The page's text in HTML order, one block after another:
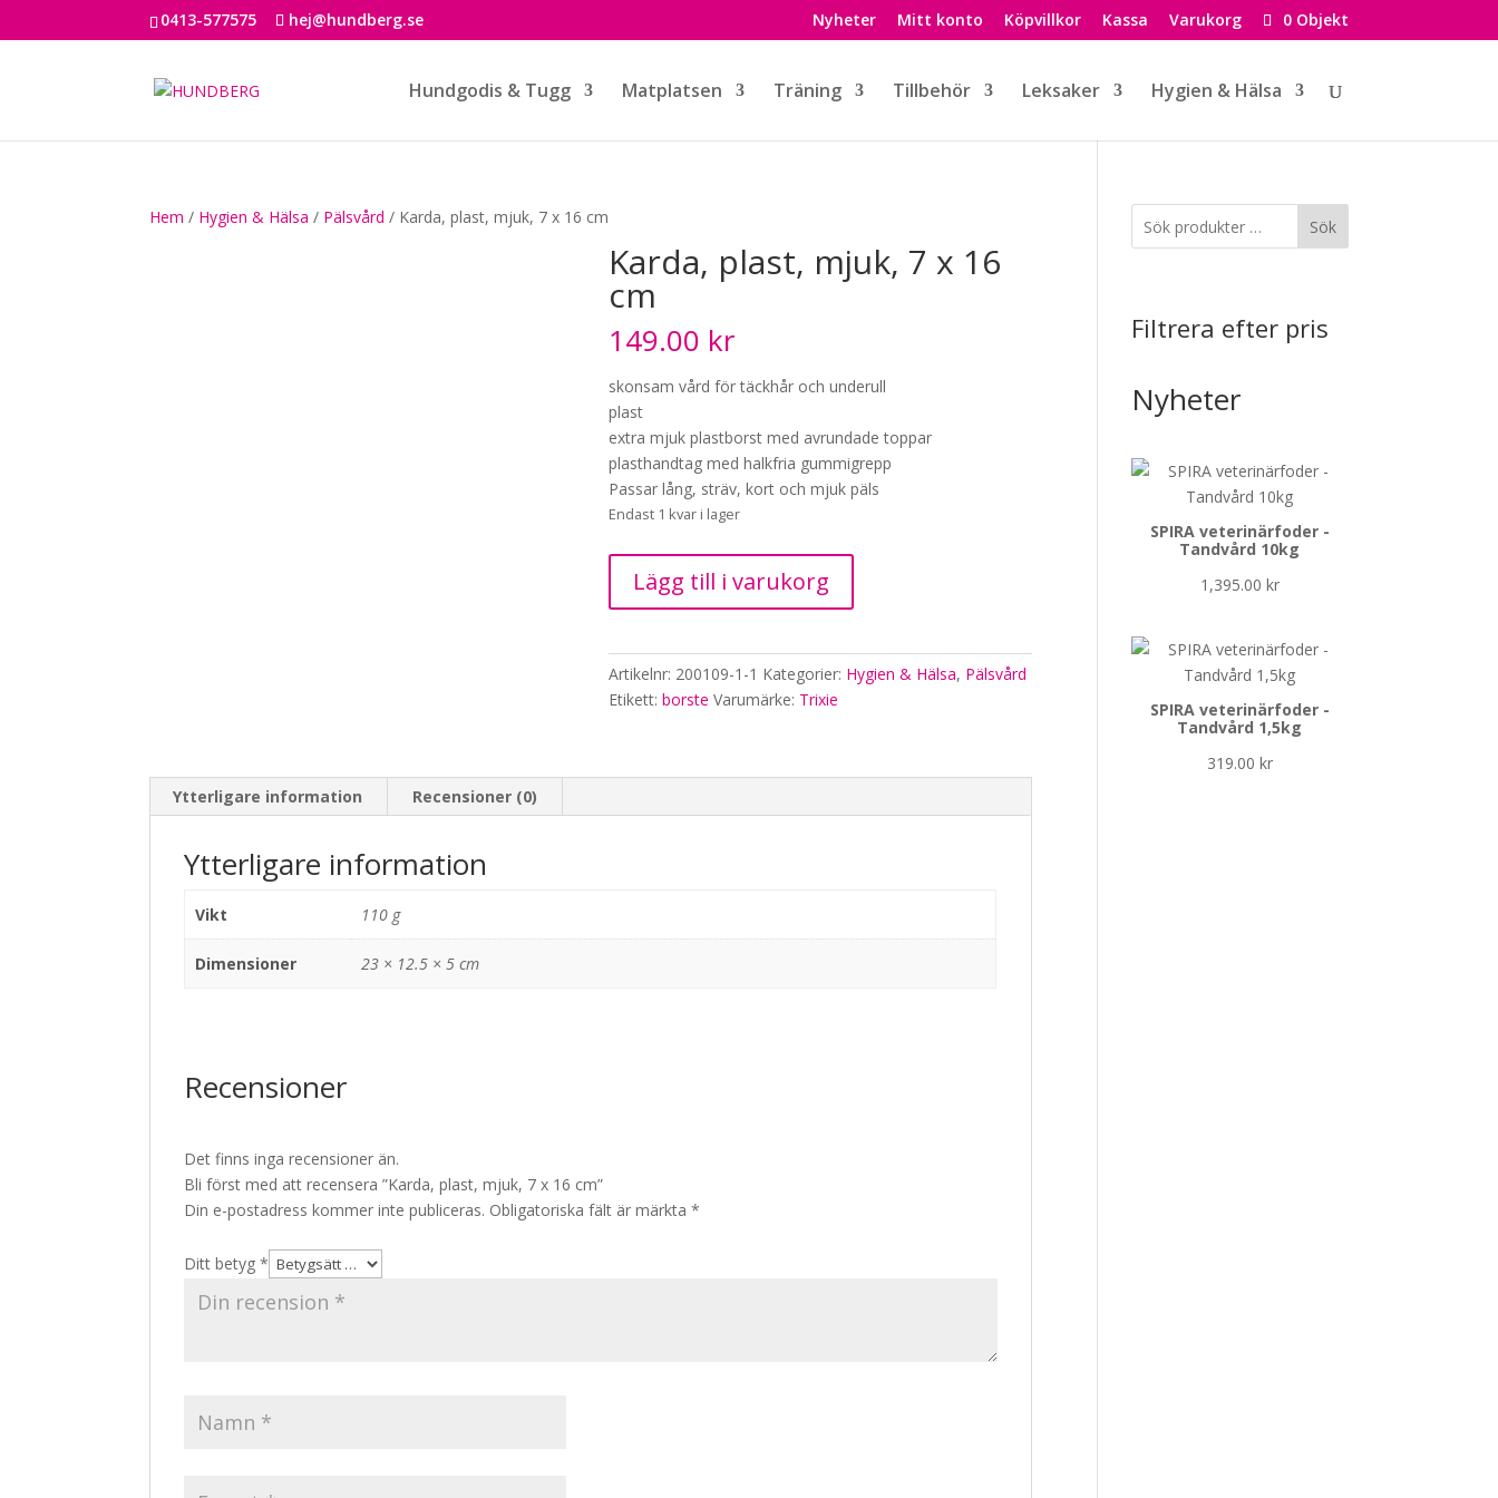
0413-577575 hej@hundberg.se Nyheter Mitt konto Köpvillkor Kassa Varukorg 0 Objekt
Hundgodis & Tugg Matplatsen Träning Tillbehör Leksaker Hygien & Hälsa
Hem / Hygien & Hälsa / Pälsvård / Karda, plast, mjuk, 7 x 16 cm
Karda, plast, mjuk, 7 x 16
cm
149.00 kr
skonsam vård för täckhår och underull
plast
extra mjuk plastborst med avrundade toppar
plasthandtag med halkfria gummigrepp
Passar lång, sträv, kort och mjuk päls
Endast 1 kvar i lager
plast,
mjuk,
x
16
Lägg till i varukorg
Artikelnr: 200109-1-1 Kategorier: Hygien & Hälsa, Pälsvård
Etikett:borste Varumärke: Trixie
Ytterligare information Recensioner (0)
Ytterligare information
Vikt 110 g
Dimensioner 23 × 12.5 × 5 cm
Recensioner
Det finns inga recensioner än.
Bli först med att recensera ”Karda, plast, mjuk, 7 x 16 cm”
Din e-postadress kommer inte publiceras. Obligatoriska fält är märkta*
Ditt betyg*
Sök
Filtrera efter pris
Nyheter
SPIRA veterinärfoder -
Tandvård 10kg
1,395.00 kr
SPIRA veterinärfoder -
Tandvård 1,5kg
319.00 kr